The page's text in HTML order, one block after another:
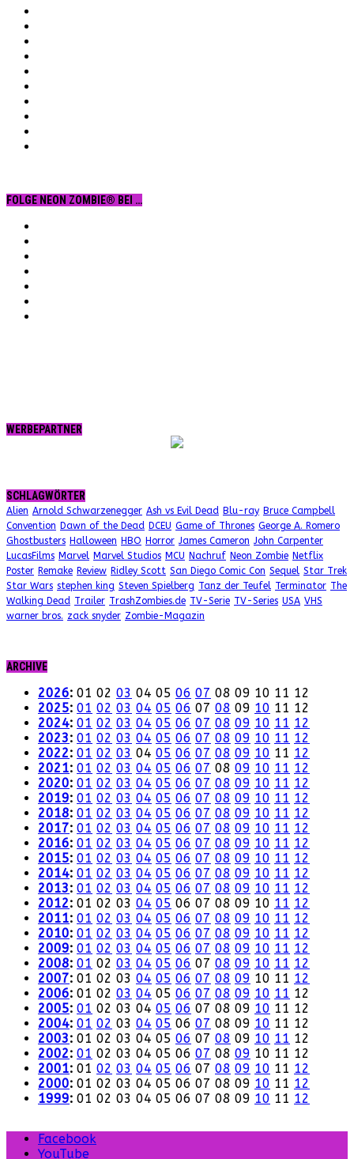
FOLGE NEON ZOMBIE® BEI …
WERBEPARTNER
SCHLAGWÖRTER
Alien Arnold Schwarzenegger Ash vs Evil Dead Blu-ray Bruce Campbell
Convention Dawn of the Dead DCEU Game of Thrones George A. Romero
Ghostbusters Halloween HBO Horror James Cameron John Carpenter
LucasFilms Marvel Marvel Studios MCU Nachruf Neon Zombie Netflix
Poster Remake Review Ridley Scott San Diego Comic Con Sequel Star Trek
Star Wars stephen king Steven Spielberg Tanz der Teufel Terminator The
Walking Dead Trailer TrashZombies.de TV-Serie TV-Series USA VHS
warner bros. zack snyder Zombie-Magazin
ARCHIVE
2026: 01 02 03 04 05 06 07 08 09 10 11 12
2025: 01 02 03 04 05 06 07 08 09 10 11 12
2024: 01 02 03 04 05 06 07 08 09 10 11 12
2023: 01 02 03 04 05 06 07 08 09 10 11 12
2022: 01 02 03 04 05 06 07 08 09 10 11 12
2021: 01 02 03 04 05 06 07 08 09 10 11 12
2020: 01 02 03 04 05 06 07 08 09 10 11 12
2019: 01 02 03 04 05 06 07 08 09 10 11 12
2018: 01 02 03 04 05 06 07 08 09 10 11 12
2017: 01 02 03 04 05 06 07 08 09 10 11 12
2016: 01 02 03 04 05 06 07 08 09 10 11 12
2015: 01 02 03 04 05 06 07 08 09 10 11 12
2014: 01 02 03 04 05 06 07 08 09 10 11 12
2013: 01 02 03 04 05 06 07 08 09 10 11 12
2012: 01 02 03 04 05 06 07 08 09 10 11 12
2011: 01 02 03 04 05 06 07 08 09 10 11 12
2010: 01 02 03 04 05 06 07 08 09 10 11 12
2009: 01 02 03 04 05 06 07 08 09 10 11 12
2008: 01 02 03 04 05 06 07 08 09 10 11 12
2007: 01 02 03 04 05 06 07 08 09 10 11 12
2006: 01 02 03 04 05 06 07 08 09 10 11 12
2005: 01 02 03 04 05 06 07 08 09 10 11 12
2004: 01 02 03 04 05 06 07 08 09 10 11 12
2003: 01 02 03 04 05 06 07 08 09 10 11 12
2002: 01 02 03 04 05 06 07 08 09 10 11 12
2001: 01 02 03 04 05 06 07 08 09 10 11 12
2000: 01 02 03 04 05 06 07 08 09 10 11 12
1999: 01 02 03 04 05 06 07 08 09 10 11 12
Facebook
YouTube